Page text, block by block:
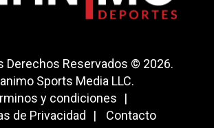
Derechos Reservados © 2026.
Sports Media LLC.
y condiciones
de Privacidad
Contacto